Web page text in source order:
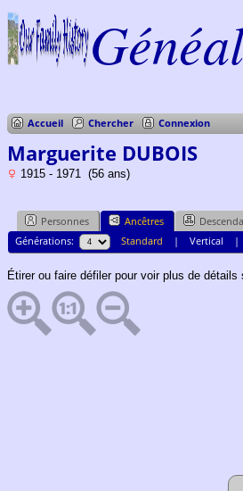
Accueil Chercher Connexion
Marguerite DUBOIS
1915 - 1971 (56 ans)
Personnes Ancêtres
Générations:
Standard | Vertical |
Étirer ou faire défiler pour voir plus de détails